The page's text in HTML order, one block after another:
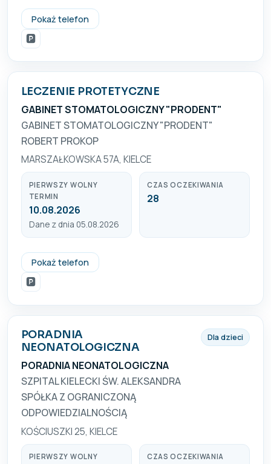
Pokaż telefon
509 310 129
🅿️
LECZENIE PROTETYCZNE
GABINET STOMATOLOGICZNY "PRODENT"
GABINET STOMATOLOGICZNY "PRODENT"
ROBERT PROKOP
MARSZAŁKOWSKA 57A, KIELCE
PIERWSZY WOLNY
TERMIN
10.08.2026
Dane z dnia 05.08.2026
CZAS OCZEKIWANIA
28
Pokaż telefon
509 310 129
🅿️
PORADNIA
NEONATOLOGICZNA
PORADNIA NEONATOLOGICZNA
SZPITAL KIELECKI ŚW. ALEKSANDRA
SPÓŁKA Z OGRANICZONĄ
ODPOWIEDZIALNOŚCIĄ
KOŚCIUSZKI 25, KIELCE
Dla dzieci
PIERWSZY WOLNY
CZAS OCZEKIWANIA